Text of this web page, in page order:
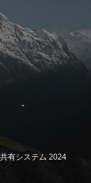
有システム 2024